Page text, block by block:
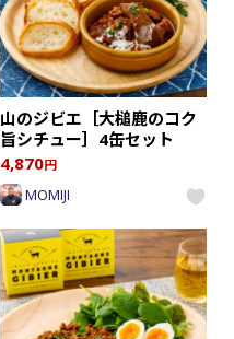
山のジビエ［大槌鹿のコク
旨シチュー］4缶セット
4,870円
MOMIJI